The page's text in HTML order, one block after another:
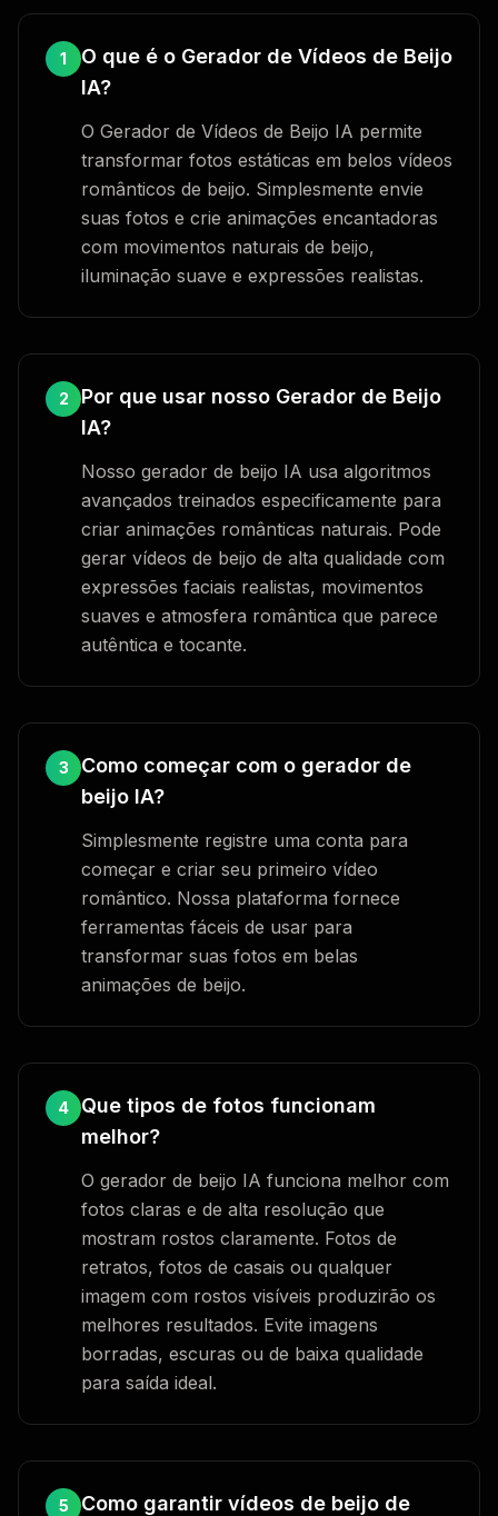
1
O que é o Gerador de Vídeos de Beijo
IA?
O Gerador de Vídeos de Beijo IA permite
transformar fotos estáticas em belos vídeos
românticos de beijo. Simplesmente envie
suas fotos e crie animações encantadoras
com movimentos naturais de beijo,
iluminação suave e expressões realistas.
2
Por que usar nosso Gerador de Beijo
IA?
Nosso gerador de beijo IA usa algoritmos
avançados treinados especificamente para
criar animações românticas naturais. Pode
gerar vídeos de beijo de alta qualidade com
expressões faciais realistas, movimentos
suaves e atmosfera romântica que parece
autêntica e tocante.
3
Como começar com o gerador de
beijo IA?
Simplesmente registre uma conta para
começar e criar seu primeiro vídeo
romântico. Nossa plataforma fornece
ferramentas fáceis de usar para
transformar suas fotos em belas
animações de beijo.
4
Que tipos de fotos funcionam
melhor?
O gerador de beijo IA funciona melhor com
fotos claras e de alta resolução que
mostram rostos claramente. Fotos de
retratos, fotos de casais ou qualquer
imagem com rostos visíveis produzirão os
melhores resultados. Evite imagens
borradas, escuras ou de baixa qualidade
para saída ideal.
5
Como garantir vídeos de beijo de